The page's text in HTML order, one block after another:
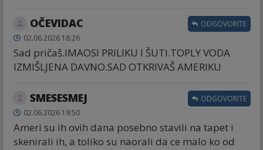
OČEVIDAC
02.06.2026 18:26
Sad pričaš.IMAOSI PRILIKU I ŠUTI.TOPLY VODA
IZMIŠLJENA DAVNO.SAD OTKRIVAŠ AMERIKU
ODGOVORITE
SMESESMEJ
02.06.2026 19:50
Ameri su ih ovih dana posebno stavili na tapet i
skenirali ih, a toliko su naorali da ce malo ko od
ODGOVORITE